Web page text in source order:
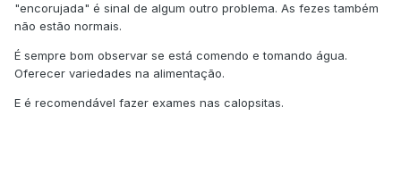
"encorujada" é sinal de algum outro problema. As fezes também
não estão normais.
É sempre bom observar se está comendo e tomando água.
Oferecer variedades na alimentação.
E é recomendável fazer exames nas calopsitas.